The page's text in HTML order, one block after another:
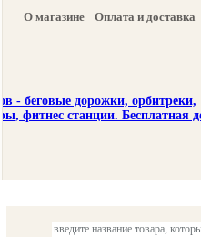
О магазине Оплата и доставка